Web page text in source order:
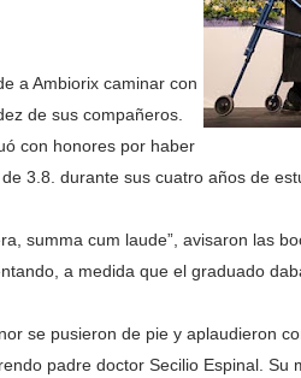
a Ambiorix caminar con
de sus compañeros.
con honores por haber
3.8. durante sus cuatro años de
summa cum laude”, avisaron las
a medida que el graduado
se pusieron de pie y aplaudieron
padre doctor Secilio Espinal.